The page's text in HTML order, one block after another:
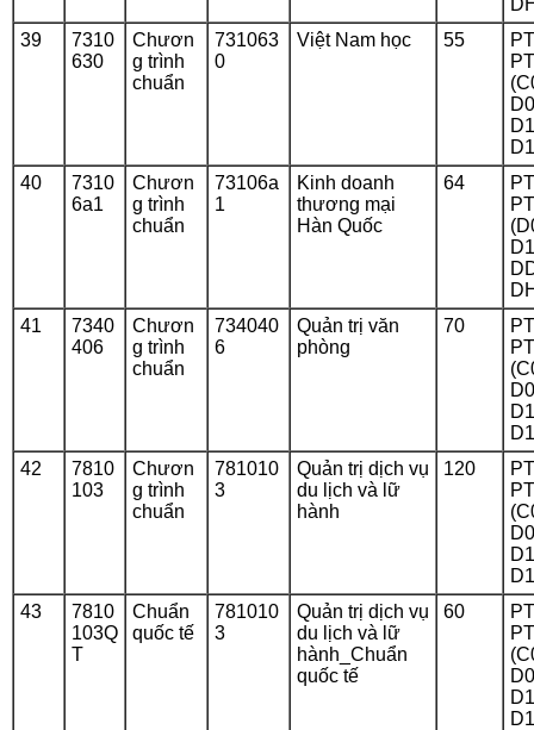
39
7310
630
Chươn
g trình
chuẩn
731063
0
Việt Nam học 55
40
7310
6a1
Chươn
g trình
chuẩn
73106a
1
Kinh doanh
thương mại
Hàn Quốc
64
41
7340
406
Chươn
g trình
chuẩn
734040
6
Quản trị văn
phòng
70
42
7810
103
Chươn
g trình
chuẩn
781010
3
Quản trị dịch vụ
du lịch và lữ
hành
120
43
7810
103Q
T
Chuẩn
quốc tế
781010
3
Quản trị dịch vụ
du lịch và lữ
hành_Chuẩn
quốc tế
60